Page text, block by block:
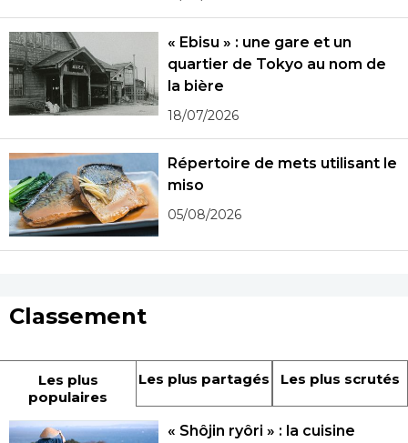
« Ebisu » : une gare et un
quartier de Tokyo au nom de
la bière
18/07/2026
Répertoire de mets utilisant le
miso
05/08/2026
Classement
Les plus
populaires
Les plus partagés Les plus scrutés
« Shôjin ryôri » : la cuisine